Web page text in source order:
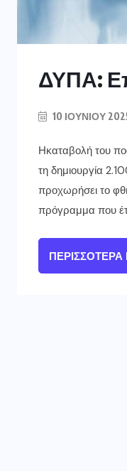
ΔΥΠΑ:
10 ΙΟΥΝΊΟΥ
Ηκαταβολή του
τη δημιουργία
προχωρήσει το
πρόγραμμα που